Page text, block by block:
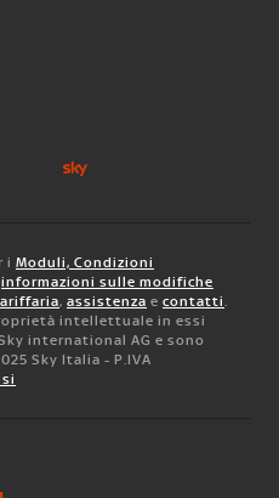
i Moduli, Condizioni
informazioni sulle modifiche
, assistenza e contatti.
intellettuale in essi
international AG e sono
Sky Italia - P.IVA